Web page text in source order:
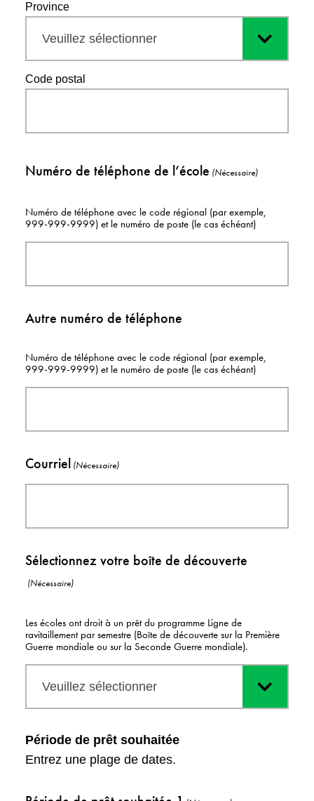
Province
Veuillez sélectionner
Code postal
Numéro de téléphone de l’école (Nécessaire)
Numéro de téléphone avec le code régional (par exemple,
999-999-9999) et le numéro de poste (le cas échéant)
Autre numéro de téléphone
Numéro de téléphone avec le code régional (par exemple,
999-999-9999) et le numéro de poste (le cas échéant)
Courriel (Nécessaire)
Sélectionnez votre boîte de découverte
(Nécessaire)
Les écoles ont droit à un prêt du programme Ligne de
ravitaillement par semestre (Boîte de découverte sur la Première
Guerre mondiale ou sur la Seconde Guerre mondiale).
Veuillez sélectionner
Période de prêt souhaitée
Entrez une plage de dates.